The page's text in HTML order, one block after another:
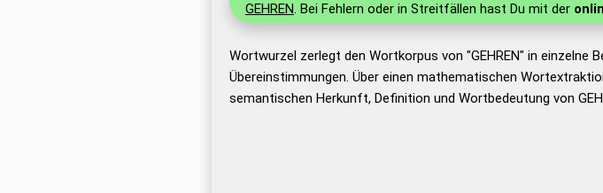
GEHREN. Bei Fehlern oder in Streitfällen hast Du mit der
Wortwurzel zerlegt den Wortkorpus von "GEHREN" in
Übereinstimmungen. Über einen mathematischen
semantischen Herkunft, Definition und Wortbedeutung von